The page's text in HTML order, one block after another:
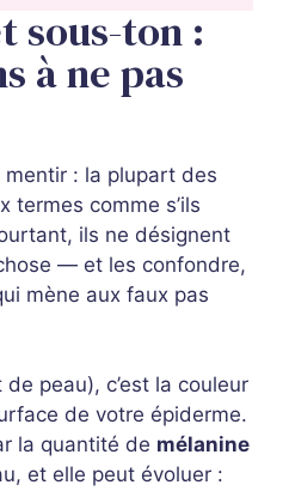
sous-ton :
à ne pas
: la plupart des
termes comme s’ils
ils ne désignent
— et les confondre,
mène aux faux pas
de peau), c’est la couleur
de votre épiderme.
la quantité de mélanine
et elle peut évoluer :